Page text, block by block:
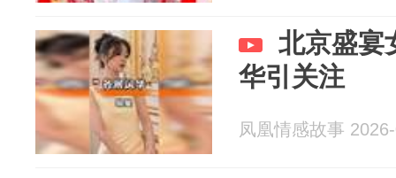
北京盛宴
华引关注
凤凰情感故事